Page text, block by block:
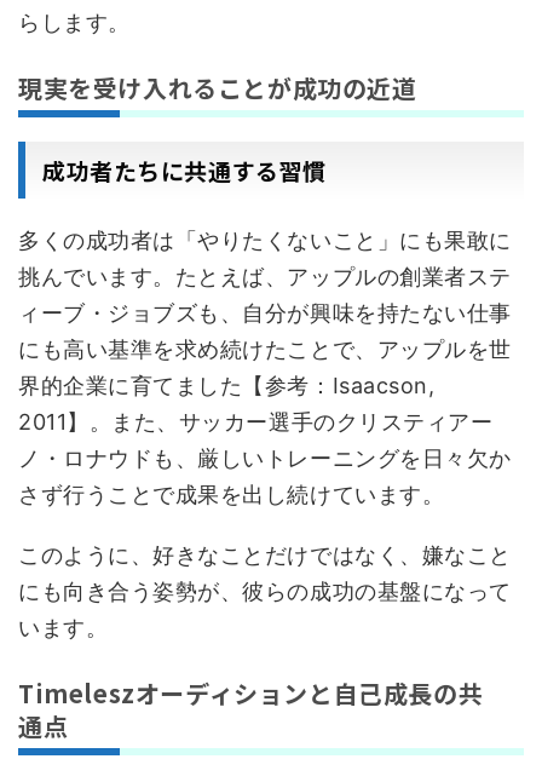
らします。
現実を受け入れることが成功の近道
成功者たちに共通する習慣
多くの成功者は「やりたくないこと」にも果敢に
挑んでいます。たとえば、アップルの創業者ステ
ィーブ・ジョブズも、自分が興味を持たない仕事
にも高い基準を求め続けたことで、アップルを世
界的企業に育てました【参考：Isaacson,
2011】。また、サッカー選手のクリスティアー
ノ・ロナウドも、厳しいトレーニングを日々欠か
さず行うことで成果を出し続けています。
このように、好きなことだけではなく、嫌なこと
にも向き合う姿勢が、彼らの成功の基盤になって
います。
Timeleszオーディションと自己成長の共
通点